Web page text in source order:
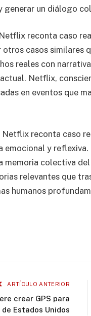
un diálogo
reconta caso
casos similares
reales con
Netflix,
en eventos que
reconta caso
emocional y
memoria colectiva
relevantes que
humanos
ARTÍCULO ANTERIOR
crear GPS para
Estados Unidos